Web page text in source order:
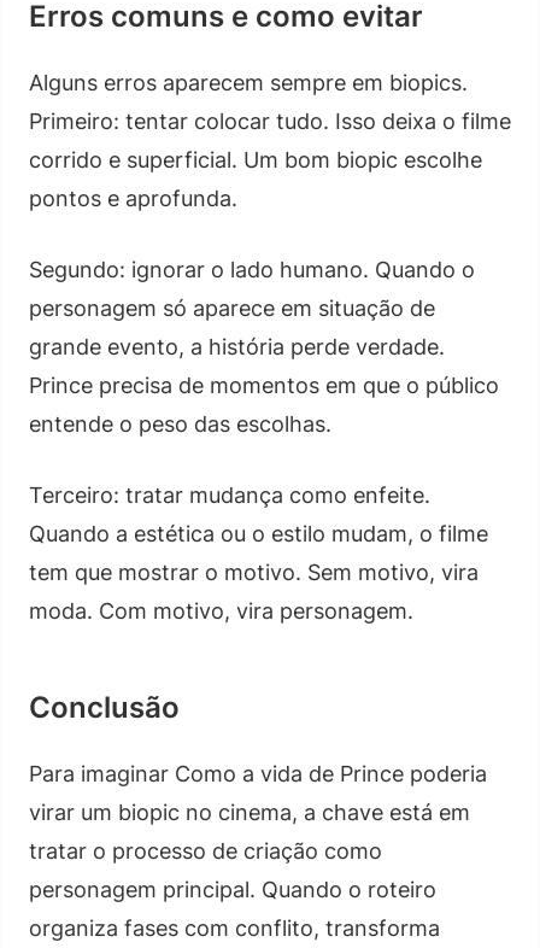
Erros comuns e como evitar
Alguns erros aparecem sempre em biopics.
Primeiro: tentar colocar tudo. Isso deixa o filme
corrido e superficial. Um bom biopic escolhe
pontos e aprofunda.
Segundo: ignorar o lado humano. Quando o
personagem só aparece em situação de
grande evento, a história perde verdade.
Prince precisa de momentos em que o público
entende o peso das escolhas.
Terceiro: tratar mudança como enfeite.
Quando a estética ou o estilo mudam, o filme
tem que mostrar o motivo. Sem motivo, vira
moda. Com motivo, vira personagem.
Conclusão
Para imaginar Como a vida de Prince poderia
virar um biopic no cinema, a chave está em
tratar o processo de criação como
personagem principal. Quando o roteiro
organiza fases com conflito, transforma